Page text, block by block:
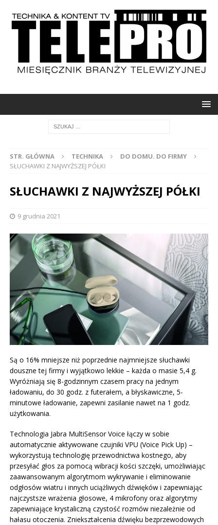
STR. GŁÓWNA TECHNIKA
DO DOMU. DO FIRMY
SŁUCHAWKI Z NAJWYŻSZEJ PÓŁKI
SŁUCHAWKI Z NAJWYŻSZEJ PÓŁKI
9 grudnia 2021
Są o 16% mniejsze niż poprzednie najmniejsze słuchawki
douszne tej firmy i wyjątkowo lekkie – każda o masie 5,4 g.
Wyróżniają się 8-godzinnym czasem pracy na jednym
ładowaniu, do 30 godz. z futerałem, a błyskawiczne, 5-
minutowe ładowanie, zapewni zasilanie nawet na 1 godz.
użytkowania.
Technologia Jabra MultiSensor Voice łączy w sobie
automatycznie aktywowane czujniki VPU (Voice Pick Up) –
wykorzystują technologię przewodnictwa kostnego, aby
przesyłać głos za pomocą wibracji kości szczęki, umożliwiając
zaawansowanym algorytmom wykrywanie i eliminowanie
odgłosów wiatru i innych uciążliwych dźwięków i zapewniając
najczystsze wrażenia głosowe, 4 mikrofony oraz algorytmy
zapewniające krystaliczną czystość rozmów niezależnie od
hałasu otoczenia. Zniekształcenia dźwięku bezprzewodowych